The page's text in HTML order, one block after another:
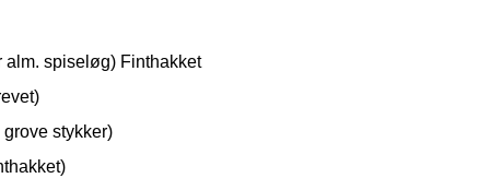
alm. spiseløg) Finthakket
grove stykker)